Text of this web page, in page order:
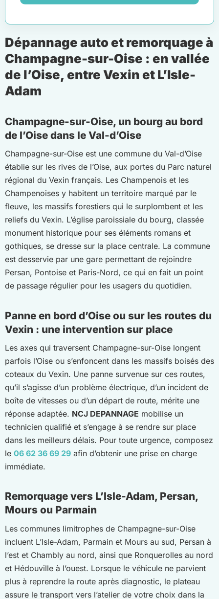
Dépannage auto et remorquage à
Champagne-sur-Oise : en vallée
de l’Oise, entre Vexin et L’Isle-
Adam
Champagne-sur-Oise, un bourg au bord
de l’Oise dans le Val-d’Oise
Champagne-sur-Oise est une commune du Val-d’Oise
établie sur les rives de l’Oise, aux portes du Parc naturel
régional du Vexin français. Les Champenois et les
Champenoises y habitent un territoire marqué par le
fleuve, les massifs forestiers qui le surplombent et les
reliefs du Vexin. L’église paroissiale du bourg, classée
monument historique pour ses éléments romans et
gothiques, se dresse sur la place centrale. La commune
est desservie par une gare permettant de rejoindre
Persan, Pontoise et Paris-Nord, ce qui en fait un point
de passage régulier pour les usagers du quotidien.
Panne en bord d’Oise ou sur les routes du
Vexin : une intervention sur place
Les axes qui traversent Champagne-sur-Oise longent
parfois l’Oise ou s’enfoncent dans les massifs boisés des
coteaux du Vexin. Une panne survenue sur ces routes,
qu’il s’agisse d’un problème électrique, d’un incident de
boîte de vitesses ou d’un départ de route, mérite une
réponse adaptée. NCJ DEPANNAGE mobilise un
technicien qualifié et s’engage à se rendre sur place
dans les meilleurs délais. Pour toute urgence, composez
le 06 62 36 69 29 afin d’obtenir une prise en charge
immédiate.
Remorquage vers L’Isle-Adam, Persan,
Mours ou Parmain
Les communes limitrophes de Champagne-sur-Oise
incluent L’Isle-Adam, Parmain et Mours au sud, Persan à
l’est et Chambly au nord, ainsi que Ronquerolles au nord
et Hédouville à l’ouest. Lorsque le véhicule ne parvient
plus à reprendre la route après diagnostic, le plateau
assure le transport vers l’atelier de votre choix dans la